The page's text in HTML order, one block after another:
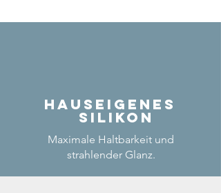
Hauseigenes
Silikon
Maximale Haltbarkeit und
strahlender Glanz.